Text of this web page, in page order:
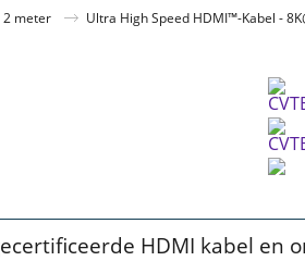
2 meter Ultra High Speed ​​HDMI™-Kabel -
HDMI kabel en